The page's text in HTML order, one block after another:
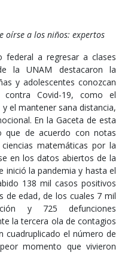
oírse a los niños: expertos
federal a regresar a clases
la UNAM destacaron la
y adolescentes conozcan
Covid-19, como el
el mantener sana distancia,
En la Gaceta de esta
que de acuerdo con notas
matemáticas por la
en los datos abiertos de la
inició la pandemia y hasta el
138 mil casos positivos
de edad, de los cuales 7 mil
y 725 defunciones
la tercera ola de contagios
cuadruplicado el número de
momento que vivieron